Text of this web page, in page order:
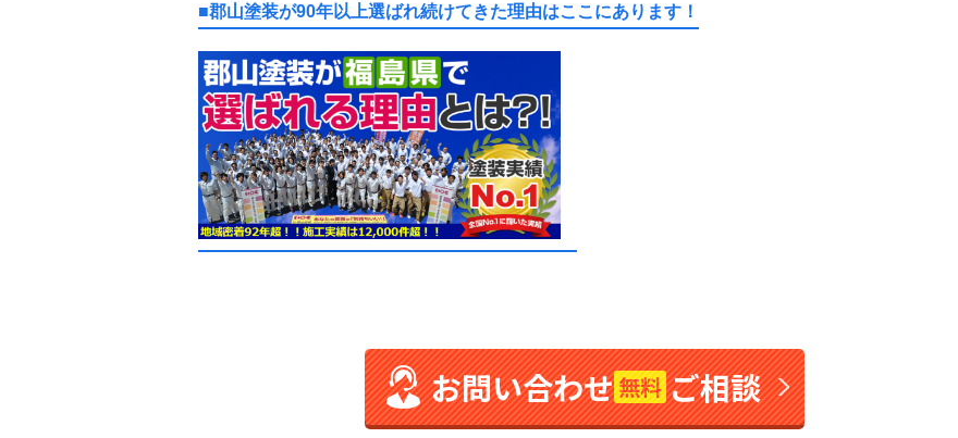
■郡山塗装が90年以上選ばれ続けてきた理由はここにあります！
お問い合わせ無料 ご相談